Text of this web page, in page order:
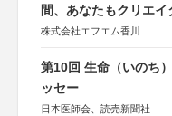
間、あなたもクリエイ
株式会社エフエム香川
第10回 生命（いのち
ッセー
日本医師会、読売新聞社